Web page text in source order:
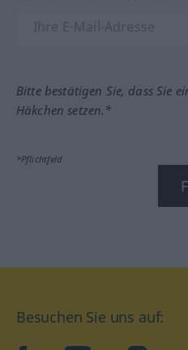
Bitte bestätigen Sie, dass Sie
Häkchen setzen.*
*Pflichtfeld
Besuchen Sie uns auf: